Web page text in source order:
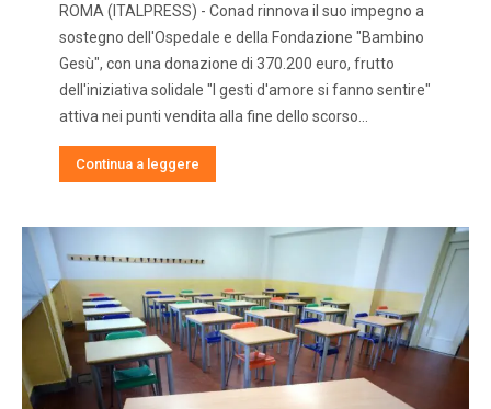
ROMA (ITALPRESS) - Conad rinnova il suo impegno a
sostegno dell'Ospedale e della Fondazione "Bambino
Gesù", con una donazione di 370.200 euro, frutto
dell'iniziativa solidale "I gesti d'amore si fanno sentire"
attiva nei punti vendita alla fine dello scorso...
Continua a leggere